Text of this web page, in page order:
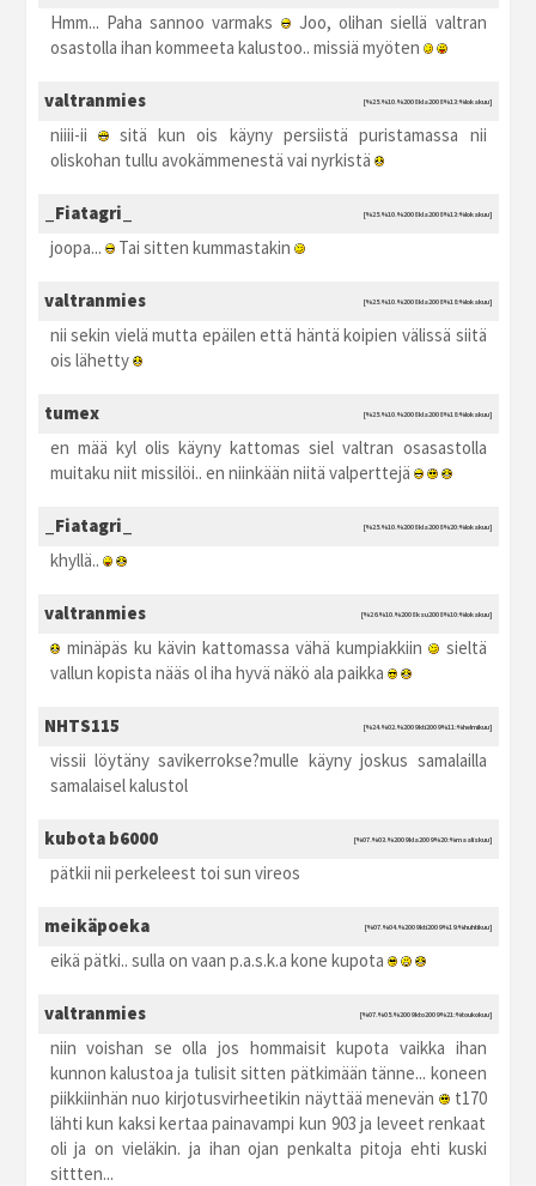
Hmm... Paha sannoo varmaks
Joo, olihan siellä valtran
osastolla ihan kommeeta kalustoo.. missiä myöten
valtranmies [%25.%10.%2008 kla2008 %13:%lokakuu]
niiii-ii
sitä kun ois käyny persiistä puristamassa nii
oliskohan tullu avokämmenestä vai nyrkistä
_Fiatagri_ [%25.%10.%2008 kla2008 %13:%lokakuu]
joopa... Tai sitten kummastakin
valtranmies [%25.%10.%2008 kla2008 %18:%lokakuu]
nii sekin vielä mutta epäilen että häntä koipien välissä siitä
ois lähetty
tumex [%25.%10.%2008 kla2008 %18:%lokakuu]
en mää kyl olis käyny kattomas siel valtran osasastolla
muitaku niit missilöi.. en niinkään niitä valperttejä
_Fiatagri_ [%25.%10.%2008 kla2008 %20:%lokakuu]
khyllä..
valtranmies [%26.%10.%2008 ksu2008 %10:%lokakuu]
minäpäs ku kävin kattomassa vähä kumpiakkiin
sieltä
vallun kopista nääs ol iha hyvä näkö ala paikka
NHTS115 [%24.%02.%2009 kti2009 %11:%helmikuu]
vissii löytäny savikerrokse?mulle käyny joskus samalailla
samalaisel kalustol
kubota b6000 [%07.%03.%2009 kla2009 %20:%maaliskuu]
pätkii nii perkeleest toi sun vireos
meikäpoeka [%07.%04.%2009 kti2009 %19:%huhtikuu]
eikä pätki.. sulla on vaan p.a.s.k.a kone kupota
valtranmies [%07.%05.%2009 kto2009 %21:%toukokuu]
niin voishan se olla jos hommaisit kupota vaikka ihan
kunnon kalustoa ja tulisit sitten pätkimään tänne... koneen
piikkiinhän nuo kirjotusvirheetikin näyttää menevän
t170
lähti kun kaksi kertaa painavampi kun 903 ja leveet renkaat
oli ja on vieläkin. ja ihan ojan penkalta pitoja ehti kuski
sittten...